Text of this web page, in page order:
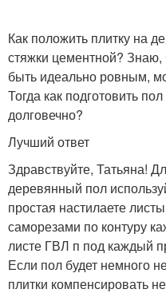
Как положить плитку на
стяжки цементной? Знаю,
быть идеально ровным,
Тогда как подготовить
долговечно?
Лучший ответ
Здравствуйте, Татьяна!
деревянный пол
простая настилаете
саморезами по контуру
листе ГВЛ п под каждый
Если пол будет немного
плитки компенсировать